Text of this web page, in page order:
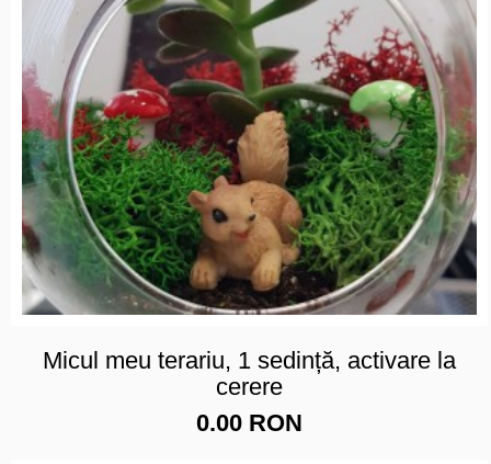
Micul meu terariu, 1 sedință, activare la
cerere
0.00 RON